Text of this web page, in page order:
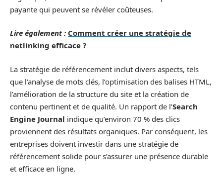
payante qui peuvent se révéler coûteuses.
Lire également : Comment créer une stratégie de
netlinking efficace ?
La stratégie de référencement inclut divers aspects, tels
que l’analyse de mots clés, l’optimisation des balises HTML,
l’amélioration de la structure du site et la création de
contenu pertinent et de qualité. Un rapport de l’Search
Engine Journal indique qu’environ 70 % des clics
proviennent des résultats organiques. Par conséquent, les
entreprises doivent investir dans une stratégie de
référencement solide pour s’assurer une présence durable
et efficace en ligne.